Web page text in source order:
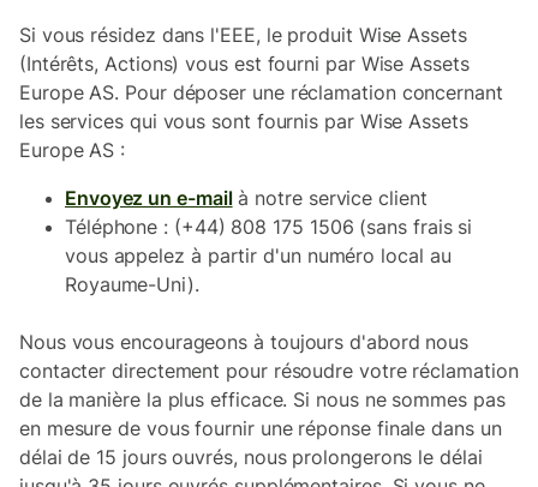
Si vous résidez dans l'EEE, le produit Wise Assets
(Intérêts, Actions) vous est fourni par Wise Assets
Europe AS. Pour déposer une réclamation concernant
les services qui vous sont fournis par Wise Assets
Europe AS :
Envoyez un e-mailà notre service client
Téléphone : (+44) 808 175 1506 (sans frais si
vous appelez à partir d'un numéro local au
Royaume-Uni).
Nous vous encourageons à toujours d'abord nous
contacter directement pour résoudre votre réclamation
de la manière la plus efficace. Si nous ne sommes pas
en mesure de vous fournir une réponse finale dans un
délai de 15 jours ouvrés, nous prolongerons le délai